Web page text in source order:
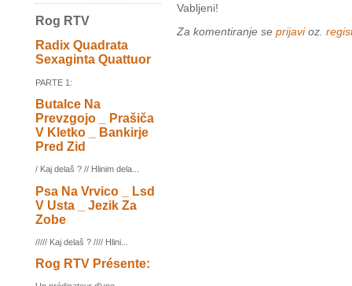
Rog RTV
Radix Quadrata
Sexaginta Quattuor
PARTE 1:
Butalce Na
Prevzgojo _ Prašiča
V Kletko _ Bankirje
Pred Zid
/ Kaj delaš ? // Hlinim dela...
Psa Na Vrvico _ Lsd
V Usta _ Jezik Za
Zobe
///// Kaj delaš ? //// Hlini...
Rog RTV Présente:
Vabljeni!
Za komentiranje se prijavioz.